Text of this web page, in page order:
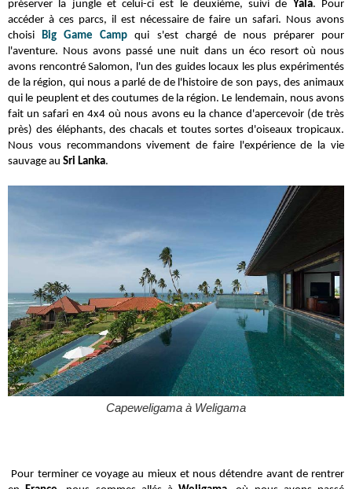
préserver la jungle et celui-ci est le deuxième, suivi de Yala. Pour
accéder à ces parcs, il est nécessaire de faire un safari. Nous avons
choisiBig Game Camp
qui s'est chargé de nous préparer pour
l'aventure. Nous avons passé une nuit dans un éco resort où nous
avons rencontré Salomon, l'un des guides locaux les plus expérimentés
de la région, qui nous a parlé de de l'histoire de son pays, des animaux
qui le peuplent et des coutumes de la région. Le lendemain, nous avons
fait un safari en 4x4 où nous avons eu la chance d'apercevoir (de très
près) des éléphants, des chacals et toutes sortes d'oiseaux tropicaux.
Nous vous recommandons vivement de faire l'expérience de la vie
sauvage au Sri Lanka.
Capeweligama à Weligama
Pour terminer ce voyage au mieux et nous détendre avant de rentrer